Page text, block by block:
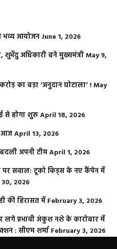
भव्य आयोजन June 1, 2026
शुभेंदु अधिकारी बने मुख्यमंत्रीMay 9,
का बड़ा ‘अनुदान घोटाला’ !May
से होगा शुरूApril 18, 2026
आजApril 13, 2026
अपनी टीमApril 1, 2026
पर सवाल: टूको किड्स के नए कैंपेन में
2026
की हिरासत में February 3, 2026
लगे प्रभावी अंकुश नशे के कारोबार में
: सीएम शर्मा February 3, 2026